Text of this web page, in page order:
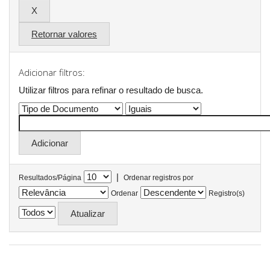
Retornar valores
Adicionar filtros:
Utilizar filtros para refinar o resultado de busca.
Resultados/Página |
Ordenar registros por
Ordenar
Registro(s)